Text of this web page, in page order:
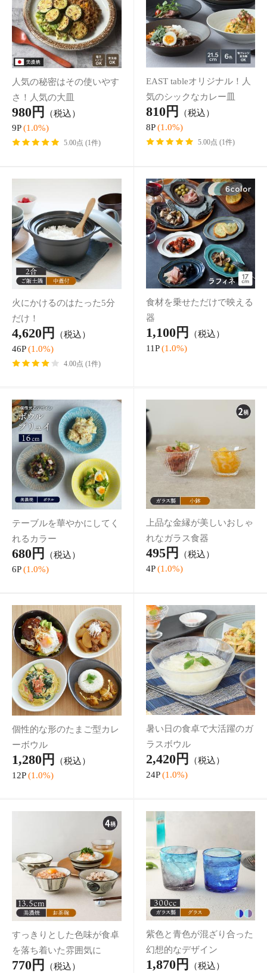
火にかけるのはたった5分
だけ！
4,620円（税込）
食材を乗せただけで映える
1,100円（税込）
れるカラー
680円
6P
(1.0%)
上品な金縁が美しいおしゃ
れなガラス食器
（税込）
(1.0%)
個性的な形のたまご型カレ
ーボウル
1,280円（税込）
12P (1.0%)
暑い日の食卓で大活躍のガ
ラスボウル
2,420円
24P
(1.0%)
すっきりとした色味が食卓
を落ち着いた雰囲気に
770円（税込）
(1.0%)
紫色と青色が混ざり合った
幻想的なデザイン
1,870円（税込）
(1.0%)
Recommended
1,000円 ポッキリ！
上質な雰囲気を作り出すお
しゃれなワイングラス
1,000円（税込）
料
10P (1.0%)
手作り感がかわいい、小さ
いサイズのグラス
1,000円 （税込）
送料無
料
(1.0%)